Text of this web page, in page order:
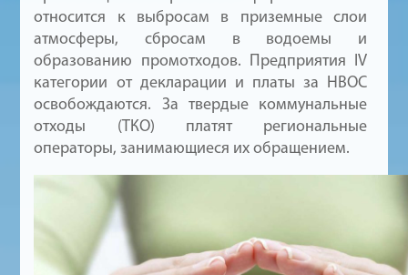
относится к выбросам в приземные слои
атмосферы, сбросам в водоемы и
образованию промотходов. Предприятия IV
категории от декларации и платы за НВОС
освобождаются. За твердые коммунальные
отходы (ТКО) платят региональные
операторы, занимающиеся их обращением.